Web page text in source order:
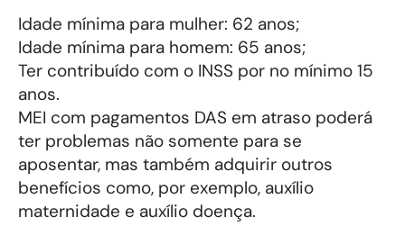
Idade mínima para mulher: 62 anos;
Idade mínima para homem: 65 anos;
Ter contribuído com o INSS por no mínimo 15
anos.
MEI com pagamentos DAS em atraso poderá
ter problemas não somente para se
aposentar, mas também adquirir outros
benefícios como, por exemplo, auxílio
maternidade e auxílio doença.